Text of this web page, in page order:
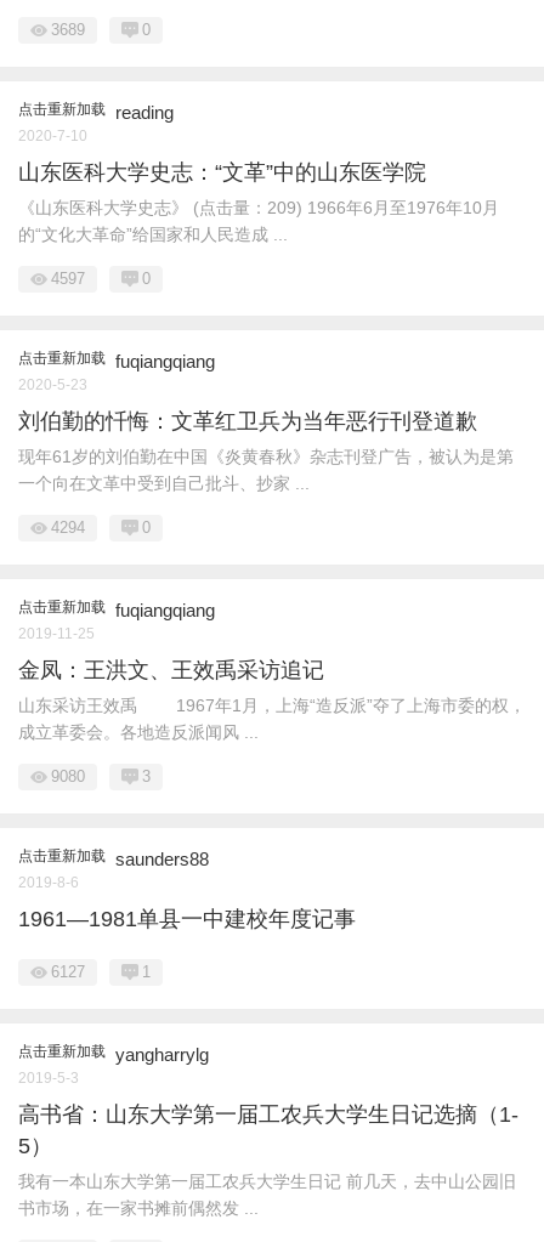
3689 0
点击重新加载 reading
2020-7-10
山东医科大学史志：“文革”中的山东医学院
《山东医科大学史志》 (点击量：209) 1966年6月至1976年10月
的“文化大革命”给国家和人民造成 ...
4597 0
点击重新加载 fuqiangqiang
2020-5-23
刘伯勤的忏悔：文革红卫兵为当年恶行刊登道歉
现年61岁的刘伯勤在中国《炎黄春秋》杂志刊登广告，被认为是第
一个向在文革中受到自己批斗、抄家 ...
4294 0
点击重新加载 fuqiangqiang
2019-11-25
金凤：王洪文、王效禹采访追记
山东采访王效禹 1967年1月，上海“造反派”夺了上海市委的权，
成立革委会。各地造反派闻风 ...
9080 3
点击重新加载 saunders88
2019-8-6
1961—1981单县一中建校年度记事
6127 1
点击重新加载 yangharrylg
2019-5-3
高书省：山东大学第一届工农兵大学生日记选摘（1-
5）
我有一本山东大学第一届工农兵大学生日记 前几天，去中山公园旧
书市场，在一家书摊前偶然发 ...